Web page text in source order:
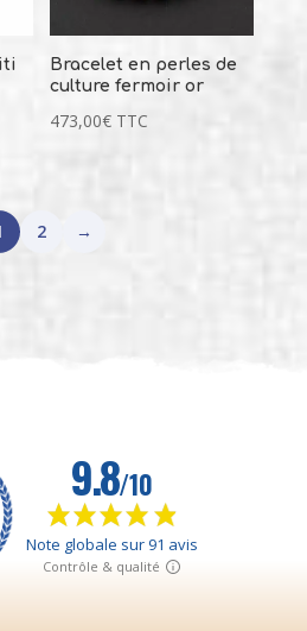
Bracelet en perles de
culture fermoir or
473,00€ TTC
2 →